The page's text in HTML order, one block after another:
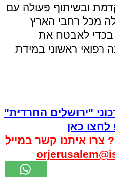
ובשיתוף פעולה עם
מכל רחבי הארץ
בכדי לאבטח את
רפואי ראשוני במידת
"ירושלים החרדית"
כאן
צרו איתנו קשר במייל